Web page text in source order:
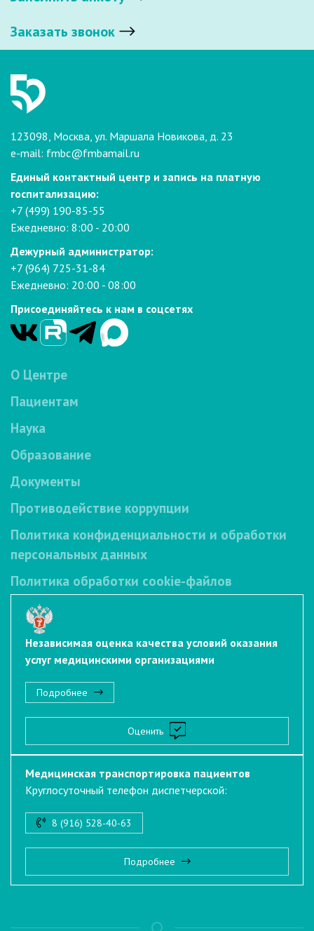
Заказать звонок
123098, Москва, ул. Маршала Новикова, д. 23
e-mail: fmbc@fmbamail.ru
Единый контактный центр и запись на платную
госпитализацию:
+7 (499) 190-85-55
Ежедневно: 8:00 - 20:00
Дежурный администратор:
+7 (964) 725-31-84
Ежедневно: 20:00 - 08:00
Присоединяйтесь к нам в соцсетях
О Центре
Пациентам
Наука
Образование
Документы
Противодействие коррупции
Политика конфиденциальности и обработки
персональных данных
Политика обработки cookie-файлов
Независимая оценка качества условий оказания
услуг медицинскими организациями
Подробнее
Оценить
Медицинская транспортировка пациентов
Круглосуточный телефон диспетчерской:
8 (916) 528-40-63
Подробнее